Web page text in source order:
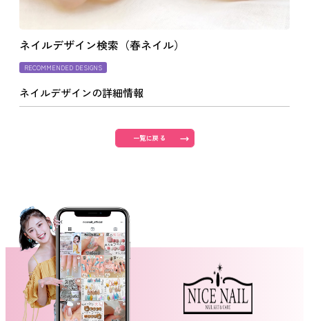
よくあるご質問
取り扱いカラー
消費者志向自主宣言
新着情報
採用情報
ネイルデザイン検索（春ネイル）
RECOMMENDED DESIGNS
ネイルデザインの詳細情報
一覧に戻る